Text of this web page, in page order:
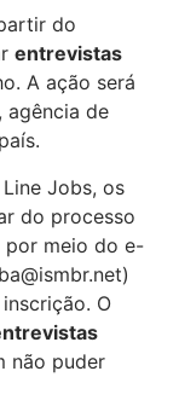
do
entrevistas
A ação será
agência de
Jobs, os
do processo
por meio do e-
)
O
não puder